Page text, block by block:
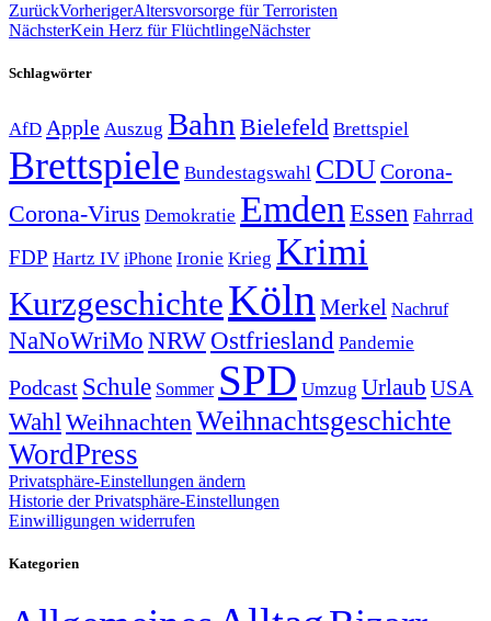
ZurückVorherigerAltersvorsorge für Terroristen
NächsterKein Herz für FlüchtlingeNächster
Schlagwörter
AfD Apple Auszug Bahn Bielefeld Brettspiel
Brettspiele Bundestagswahl CDUCorona-
Corona-Virus Demokratie Emden Essen Fahrrad
FDP Hartz IV iPhone Ironie Krieg Krimi
KurzgeschichteKölnMerkel Nachruf
NaNoWriMo NRWOstfriesland Pandemie
Podcast Schule Sommer SPD Umzug Urlaub USA
WahlWeihnachtenWeihnachtsgeschichte
WordPress
Privatsphäre-Einstellungen ändern
Historie der Privatsphäre-Einstellungen
Einwilligungen widerrufen
Kategorien